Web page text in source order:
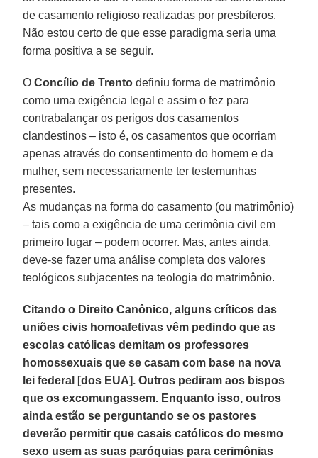
de casamento religioso realizadas por presbíteros.
Não estou certo de que esse paradigma seria uma
forma positiva a se seguir.
OConcílio de Trento definiu forma de matrimônio
como uma exigência legal e assim o fez para
contrabalançar os perigos dos casamentos
clandestinos – isto é, os casamentos que ocorriam
apenas através do consentimento do homem e da
mulher, sem necessariamente ter testemunhas
presentes.
As mudanças na forma do casamento (ou matrimônio)
– tais como a exigência de uma cerimônia civil em
primeiro lugar – podem ocorrer. Mas, antes ainda,
deve-se fazer uma análise completa dos valores
teológicos subjacentes na teologia do matrimônio.
Citando o Direito Canônico, alguns críticos das
uniões civis homoafetivas vêm pedindo que as
escolas católicas demitam os professores
homossexuais que se casam com base na nova
lei federal [dos EUA]. Outros pediram aos bispos
que os excomungassem. Enquanto isso, outros
ainda estão se perguntando se os pastores
deverão permitir que casais católicos do mesmo
sexo usem as suas paróquias para cerimônias